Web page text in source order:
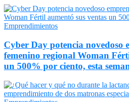
Emprendimientos
Cyber Day potencia novedoso
femenino regional Woman
un 500% por ciento, esta